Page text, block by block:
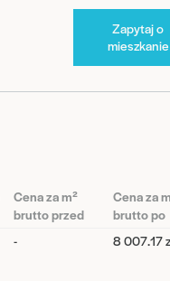
Zapytaj o
mieszkanie
Cena za m²
brutto przed
Cena za
brutto po
- 8 007.17